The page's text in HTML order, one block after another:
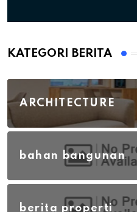
KATEGORI BERITA
ARCHITECTURE
bahan bangunan
berita properti